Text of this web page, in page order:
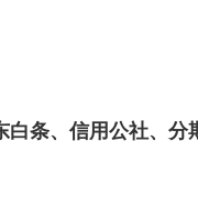
条、信用公社、分